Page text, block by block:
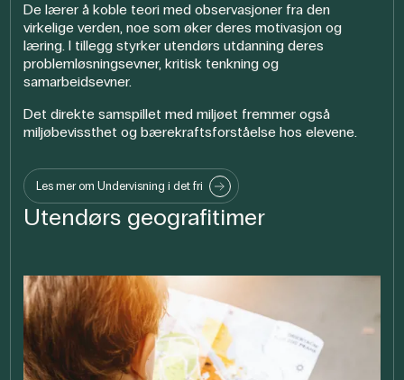
De lærer å koble teori med observasjoner fra den
virkelige verden, noe som øker deres motivasjon og
læring. I tillegg styrker utendørs utdanning deres
problemløsningsevner, kritisk tenkning og
samarbeidsevner.
Det direkte samspillet med miljøet fremmer også
miljøbevissthet og bærekraftsforståelse hos elevene.
Les mer om Undervisning i det fri
Utendørs geografitimer